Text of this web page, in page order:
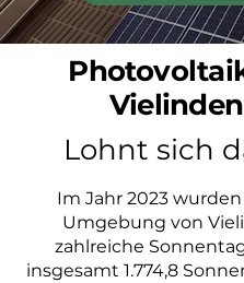
Vielinden
Lohnt sich
Im Jahr 2023
Umgebung von
zahlreiche
insgesamt 1.774,8